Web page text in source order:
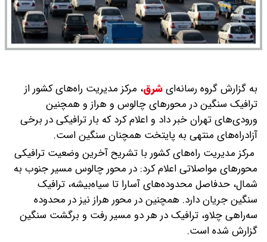
به گزارش گروه رسانه‌ایشرق، مرکز مدیریت راه‌های کشور از
ترافیک سنگین در محورهای چالوس و هراز و همچنین
ورودی‌های تهران خبر داد و اعلام کرد که بار ترافیکی در برخی
آزادراه‌های منتهی به پایتخت همچنان سنگین است.
مرکز مدیریت راه‌های کشور با تشریح آخرین وضعیت ترافیکی
محورهای مواصلاتی اعلام کرد: در محور چالوس مسیر جنوب به
شمال، حدفاصل محدوده‌های آسارا تا سیاه‌بیشه، ترافیک
سنگین جریان دارد. همچنین در محور هراز نیز در محدوده
سه‌راهی چلاو، ترافیک در هر دو مسیر رفت و برگشت سنگین
گزارش شده است.